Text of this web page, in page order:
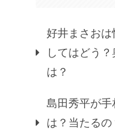
好井まさおは
してはどう
は？
島田秀平が
は？当たる